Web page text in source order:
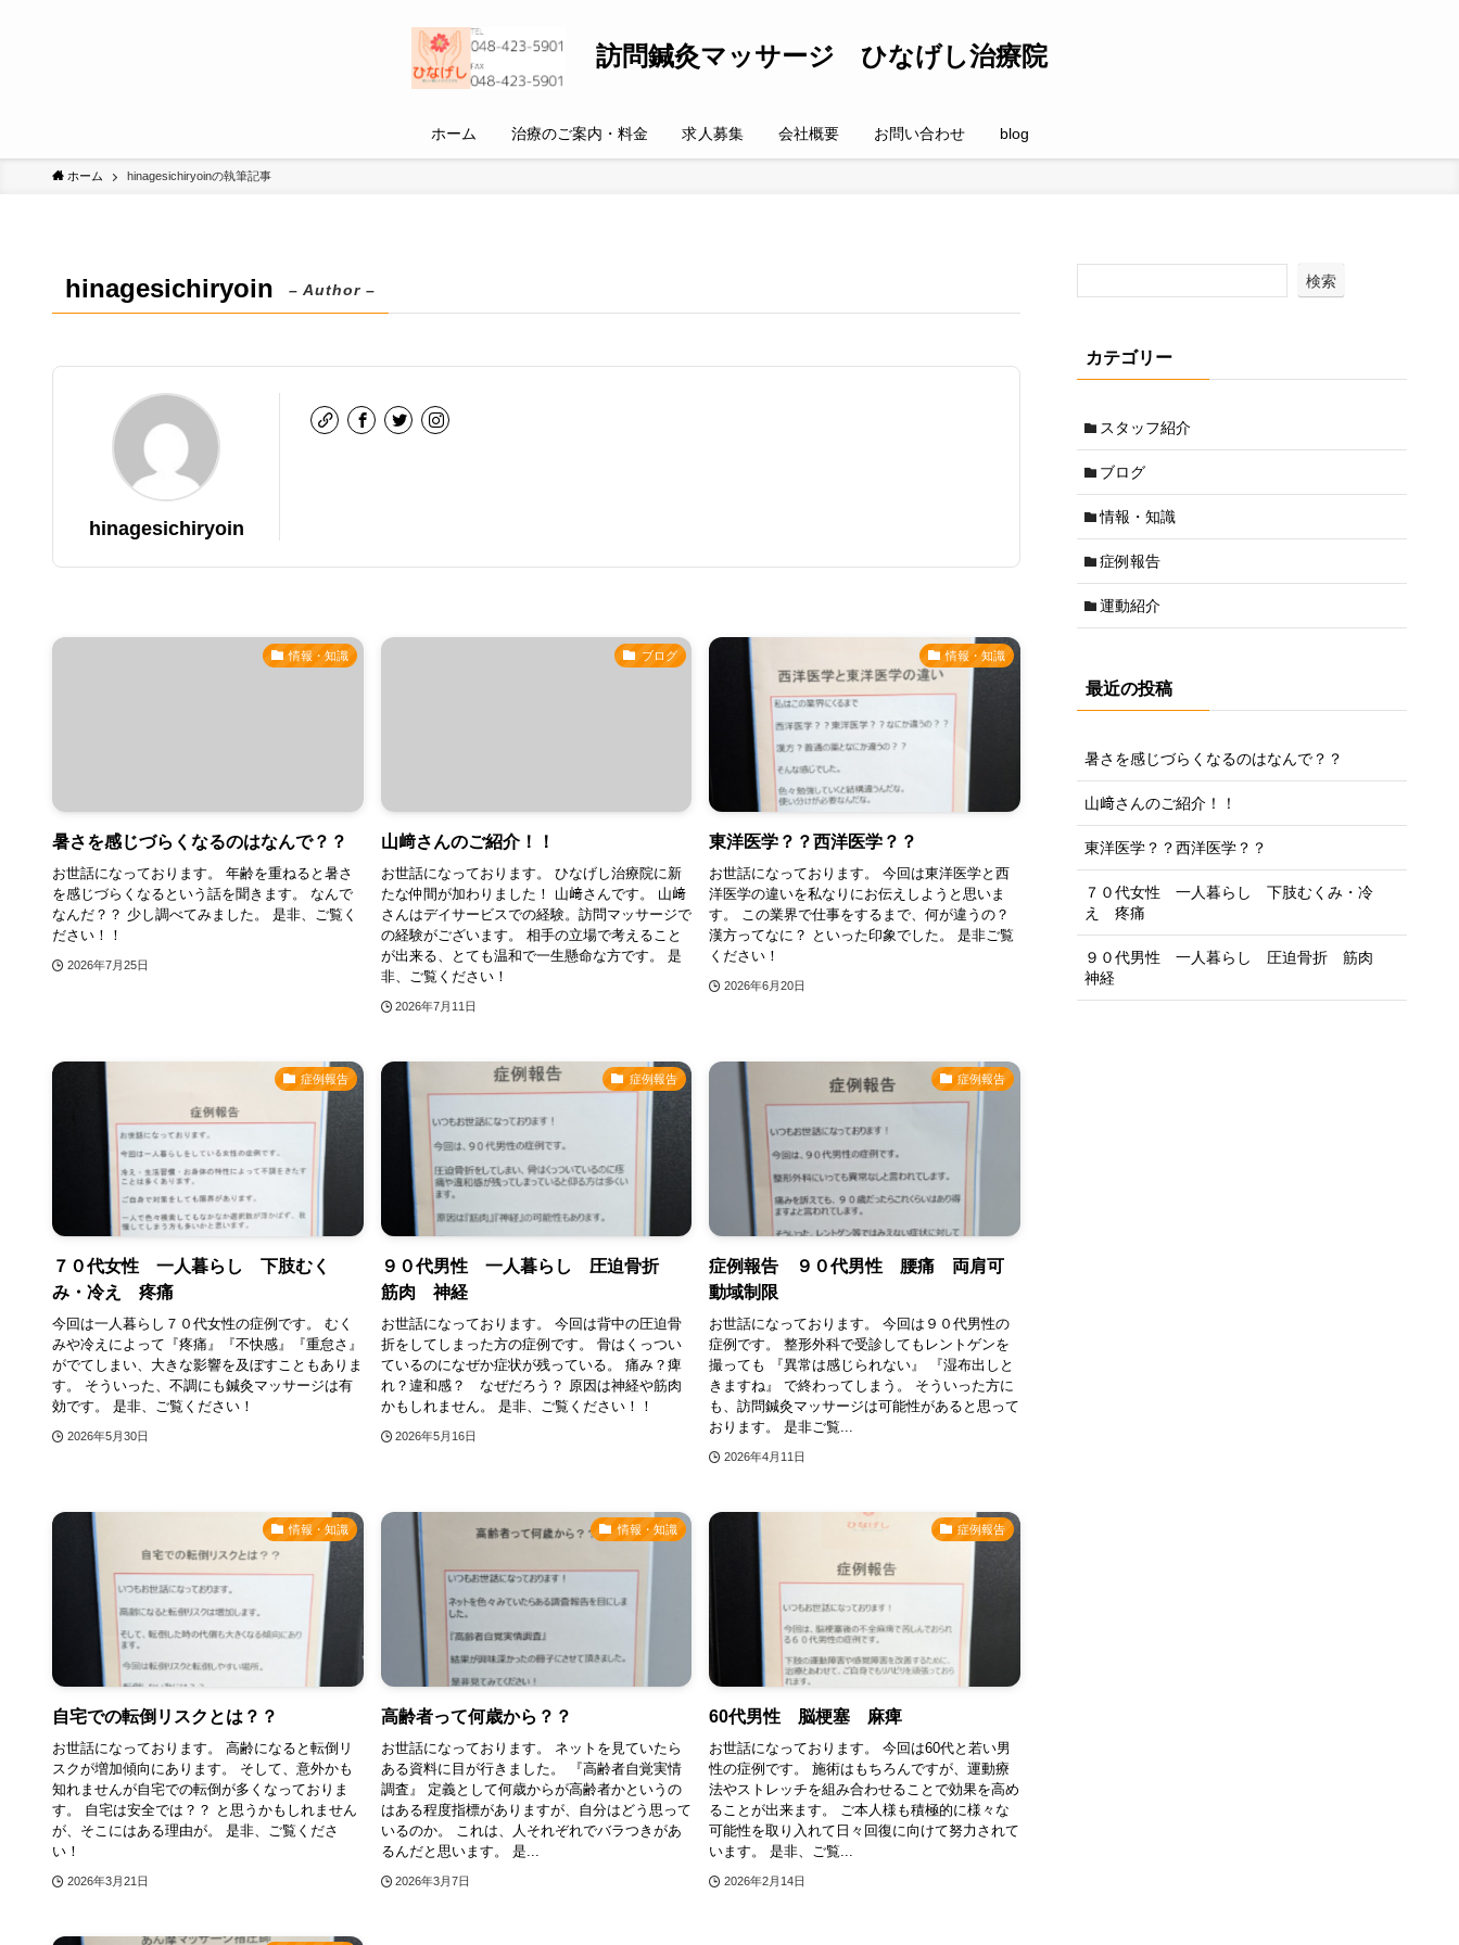
訪問鍼灸マッサージ ひなげし治療院
ホーム 治療のご案内・料金 求人募集 会社概要 お問い合わせ blog
ホーム hinagesichiryoinの執筆記事
hinagesichiryoin – Author –
hinagesichiryoin
情報・知識
暑さを感じづらくなるのはなんで？？
お世話になっております。 年齢を重ねると暑さ
を感じづらくなるという話を聞きます。 なんで
なんだ？？ 少し調べてみました。 是非、ご覧く
ださい！！
2026年7月25日
ブログ
山﨑さんのご紹介！！
お世話になっております。 ひなげし治療院に新
たな仲間が加わりました！ 山﨑さんです。 山﨑
さんはデイサービスでの経験。訪問マッサージで
の経験がございます。 相手の立場で考えること
が出来る、とても温和で一生懸命な方です。 是
非、ご覧ください！
2026年7月11日
情報・知識
東洋医学？？西洋医学？？
お世話になっております。 今回は東洋医学と西
洋医学の違いを私なりにお伝えしようと思いま
す。 この業界で仕事をするまで、何が違うの？
漢方ってなに？ といった印象でした。 是非ご覧
ください！
2026年6月20日
症例報告
７０代女性 一人暮らし 下肢むく
み・冷え 疼痛
今回は一人暮らし７０代女性の症例です。 むく
みや冷えによって『疼痛』『不快感』『重怠さ』
がでてしまい、大きな影響を及ぼすこともありま
す。 そういった、不調にも鍼灸マッサージは有
効です。 是非、ご覧ください！
2026年5月30日
症例報告
９０代男性 一人暮らし 圧迫骨折
筋肉 神経
お世話になっております。 今回は背中の圧迫骨
折をしてしまった方の症例です。 骨はくっつい
ているのになぜか症状が残っている。 痛み？痺
れ？違和感？ なぜだろう？ 原因は神経や筋肉
かもしれません。 是非、ご覧ください！！
2026年5月16日
症例報告
症例報告 ９０代男性 腰痛 両肩可
動域制限
お世話になっております。 今回は９０代男性の
症例です。 整形外科で受診してもレントゲンを
撮っても 『異常は感じられない』 『湿布出しと
きますね』 で終わってしまう。 そういった方に
も、訪問鍼灸マッサージは可能性があると思って
おります。 是非ご覧...
2026年4月11日
情報・知識
自宅での転倒リスクとは？？
お世話になっております。 高齢になると転倒リ
スクが増加傾向にあります。 そして、意外かも
知れませんが自宅での転倒が多くなっておりま
す。 自宅は安全では？？ と思うかもしれません
が、そこにはある理由が。 是非、ご覧くださ
い！
2026年3月21日
情報・知識
高齢者って何歳から？？
お世話になっております。 ネットを見ていたら
ある資料に目が行きました。 『高齢者自覚実情
調査』 定義として何歳からが高齢者かというの
はある程度指標がありますが、自分はどう思って
いるのか。 これは、人それぞれでバラつきがあ
るんだと思います。 是...
2026年3月7日
症例報告
60代男性 脳梗塞 麻痺
お世話になっております。 今回は60代と若い男
性の症例です。 施術はもちろんですが、運動療
法やストレッチを組み合わせることで効果を高め
ることが出来ます。 ご本人様も積極的に様々な
可能性を取り入れて日々回復に向けて努力されて
います。 是非、ご覧...
2026年2月14日
検索
カテゴリー
スタッフ紹介
ブログ
情報・知識
症例報告
運動紹介
最近の投稿
暑さを感じづらくなるのはなんで？？
山﨑さんのご紹介！！
東洋医学？？西洋医学？？
７０代女性 一人暮らし 下肢むくみ・冷
え 疼痛
９０代男性 一人暮らし 圧迫骨折 筋肉
神経